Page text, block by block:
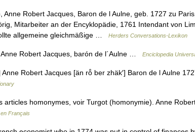
Robert Jacques, Baron de l Aulne, geb. 1727 zu
Mitarbeiter an der Encyklopädie, 1761 Intendant von
allgemeine gleichmäßige …
Herders Conversations-Lexikon
Robert Jacques, barón de l´Aulne … Enciclopedia
Robert Jacques [än rō̂ ber zhäk′] Baron de l Aulne
homonymes, voir Turgot (homonymie). Anne
en Français